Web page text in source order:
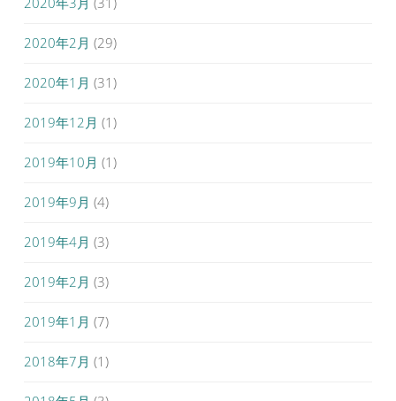
2020年2月 (29)
2020年1月 (31)
2019年12月 (1)
2019年10月 (1)
2019年9月 (4)
2019年4月 (3)
2019年2月 (3)
2019年1月 (7)
2018年7月 (1)